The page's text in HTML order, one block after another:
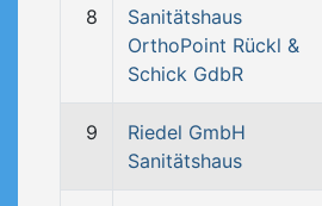
8
Sanitätshaus
OrthoPoint Rückl &
Schick GdbR
9
Riedel GmbH
Sanitätshaus